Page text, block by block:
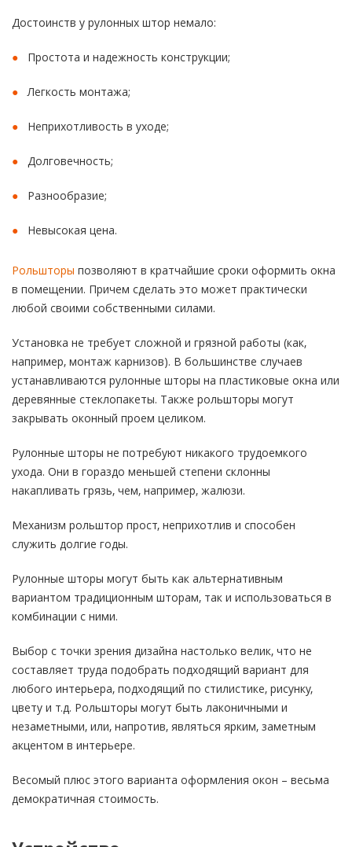
Достоинств у рулонных штор немало:
Простота и надежность конструкции;
Легкость монтажа;
Неприхотливость в уходе;
Долговечность;
Разнообразие;
Невысокая цена.
Рольшторы позволяют в кратчайшие сроки оформить окна
в помещении. Причем сделать это может практически
любой своими собственными силами.
Установка не требует сложной и грязной работы (как,
например, монтаж карнизов). В большинстве случаев
устанавливаются рулонные шторы на пластиковые окна или
деревянные стеклопакеты. Также рольшторы могут
закрывать оконный проем целиком.
Рулонные шторы не потребуют никакого трудоемкого
ухода. Они в гораздо меньшей степени склонны
накапливать грязь, чем, например, жалюзи.
Механизм рольштор прост, неприхотлив и способен
служить долгие годы.
Рулонные шторы могут быть как альтернативным
вариантом традиционным шторам, так и использоваться в
комбинации с ними.
Выбор с точки зрения дизайна настолько велик, что не
составляет труда подобрать подходящий вариант для
любого интерьера, подходящий по стилистике, рисунку,
цвету и т.д. Рольшторы могут быть лаконичными и
незаметными, или, напротив, являться ярким, заметным
акцентом в интерьере.
Весомый плюс этого варианта оформления окон – весьма
демократичная стоимость.